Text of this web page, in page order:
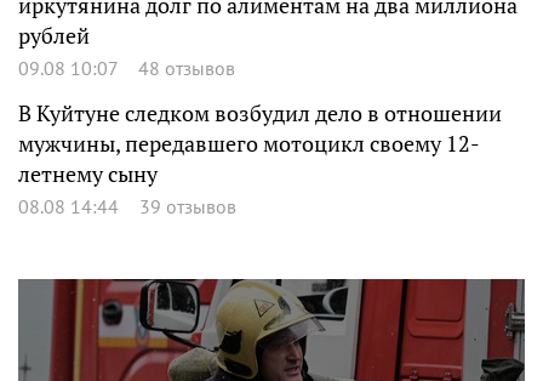
рублей
09.08 10:07 48 отзывов
В Куйтуне следком возбудил дело в отношении
мужчины, передавшего мотоцикл своему 12-
летнему сыну
08.08 14:44 39 отзывов